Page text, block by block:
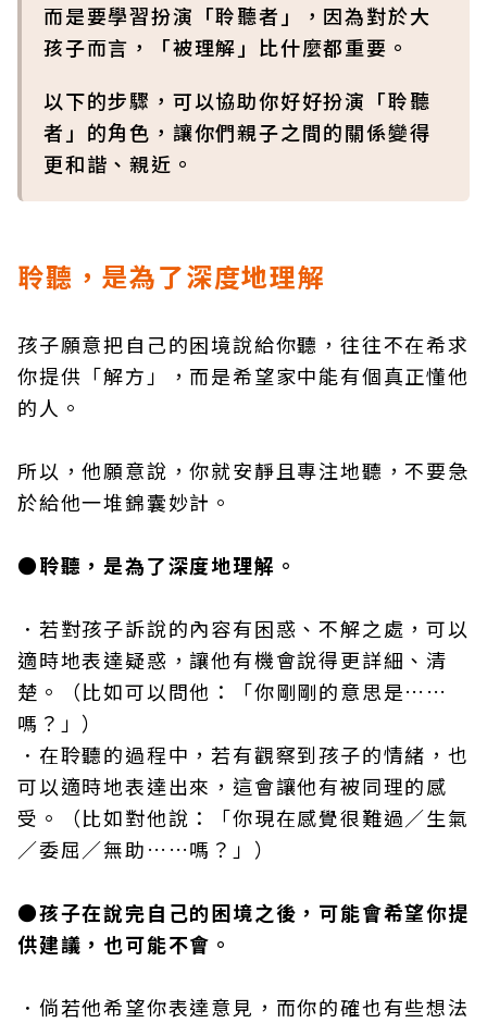
而是要學習扮演「聆聽者」，因為對於大
孩子而言，「被理解」比什麼都重要。
以下的步驟，可以協助你好好扮演「聆聽
者」的角色，讓你們親子之間的關係變得
更和諧、親近。
聆聽，是為了深度地理解
孩子願意把自己的困境說給你聽，往往不在希求
你提供「解方」，而是希望家中能有個真正懂他
的人。
所以，他願意說，你就安靜且專注地聽，不要急
於給他一堆錦囊妙計。
●聆聽，是為了深度地理解。
．若對孩子訴說的內容有困惑、不解之處，可以
適時地表達疑惑，讓他有機會說得更詳細、清
楚。（比如可以問他：「你剛剛的意思是……
嗎？」）
．在聆聽的過程中，若有觀察到孩子的情緒，也
可以適時地表達出來，這會讓他有被同理的感
受。（比如對他說：「你現在感覺很難過／生氣
／委屈／無助……嗎？」）
●孩子在說完自己的困境之後，可能會希望你提
供建議，也可能不會。
．倘若他希望你表達意見，而你的確也有些想法